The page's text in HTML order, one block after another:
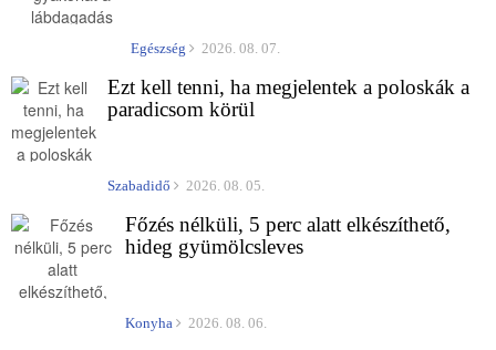
Egészség 2026. 08. 07.
Ezt kell tenni, ha megjelentek a poloskák a
paradicsom körül
Szabadidő 2026. 08. 05.
Főzés nélküli, 5 perc alatt elkészíthető,
hideg gyümölcsleves
Konyha 2026. 08. 06.